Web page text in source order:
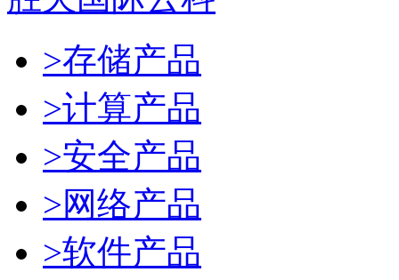
>存储产品
>计算产品
>安全产品
>网络产品
>软件产品